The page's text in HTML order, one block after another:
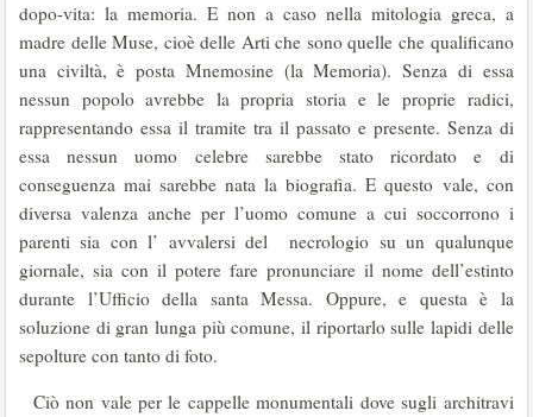
dopo-vita: la memoria. E non a caso nella mitologia greca, a
madre delle Muse, cioè delle Arti che sono quelle che qualificano
una civiltà, è posta Mnemosine (la Memoria). Senza di essa
nessun popolo avrebbe la propria storia e le proprie radici,
rappresentando essa il tramite tra il passato e presente. Senza di
essa nessun uomo celebre sarebbe stato ricordato e di
conseguenza mai sarebbe nata la biografia. E questo vale, con
diversa valenza anche per l’uomo comune a cui soccorrono i
parenti sia con l’ avvalersi del necrologio su un qualunque
giornale, sia con il potere fare pronunciare il nome dell’estinto
durante l’Ufficio della santa Messa. Oppure, e questa è la
soluzione di gran lunga più comune, il riportarlo sulle lapidi delle
sepolture con tanto di foto.
Ciò non vale per le cappelle monumentali dove sugli architravi